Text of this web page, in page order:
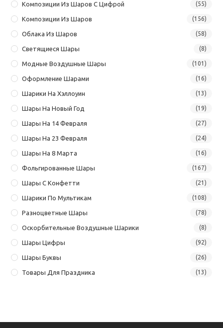
Композиции Из Шаров С Цифрой (55)
Композиции Из Шаров (156)
Облака Из Шаров (58)
Светящиеся Шары (8)
Модные Воздушные Шары (101)
Оформление Шарами (16)
Шарики На Хэллоуин (13)
Шары На Новый Год (19)
Шары На 14 Февраля (27)
Шары На 23 Февраля (24)
Шары На 8 Марта (16)
Фольгированные Шары (167)
Шары С Конфетти (21)
Шарики По Мультикам (108)
Разноцветные Шары (78)
Оскорбительные Воздушные Шарики (8)
Шары Цифры (92)
Шары Буквы (26)
Товары Для Праздника (13)